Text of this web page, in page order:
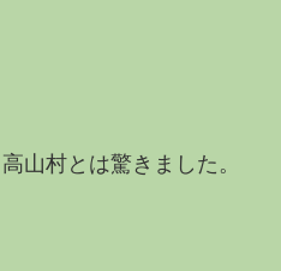
高山村とは驚きました。